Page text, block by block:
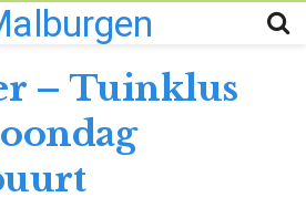
– Tuinklus